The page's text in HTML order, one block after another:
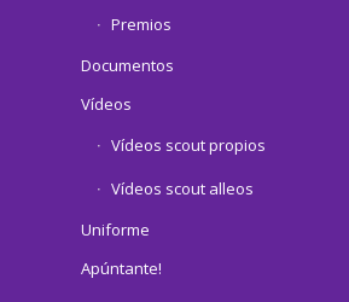
Premios
Documentos
Vídeos
Vídeos scout propios
Vídeos scout alleos
Uniforme
Apúntante!